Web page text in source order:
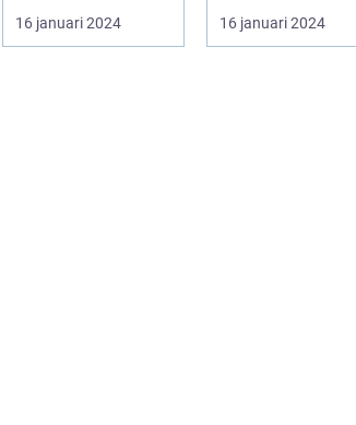
populär
resedestination för
16 januari 2024
över "flyga till
16 januari 2024